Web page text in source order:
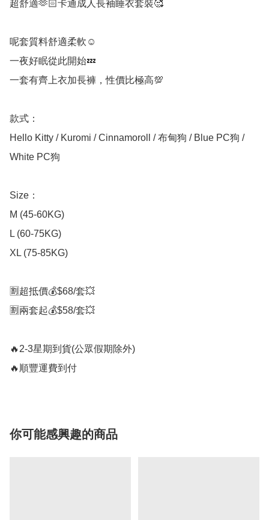
超舒適🫶🏻卡通成人長袖睡衣套裝🥰
呢套質料舒適柔軟☺️
一夜好眠從此開始💤
一套有齊上衣加長褲，性價比極高💯
款式：
Hello Kitty / Kuromi / Cinnamoroll / 布甸狗 / Blue PC狗 /
White PC狗
Size：
M (45-60KG)
L (60-75KG)
XL (75-85KG)
🈹超抵價💰$68/套💥
🈹兩套起💰$58/套💥
🔥2-3星期到貨(公眾假期除外)
🔥順豐運費到付
你可能感興趣的商品